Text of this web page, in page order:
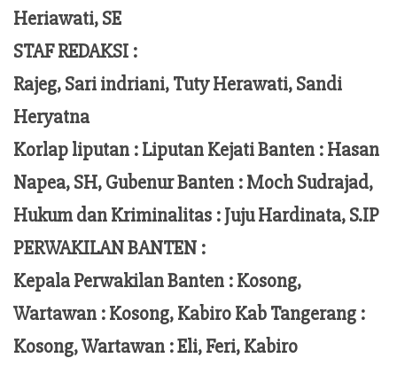
Heriawati, SE
STAF REDAKSI :
Rajeg, Sari indriani, Tuty Herawati, Sandi
Heryatna
Korlap liputan :Liputan Kejati Banten : Hasan
Napea, SH,Gubenur Banten : MochSudrajad,
Hukum dan Kriminalitas :Juju Hardinata, S.IP
PERWAKILAN BANTEN :
Kepala Perwakilan Banten : Kosong,
Wartawan : Kosong, Kabiro Kab Tangerang :
Kosong,Wartawan :Eli, Feri, Kabiro